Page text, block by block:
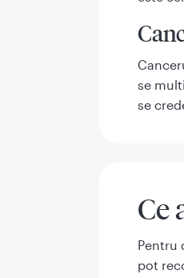
se
se
Ce
Pentru
pot